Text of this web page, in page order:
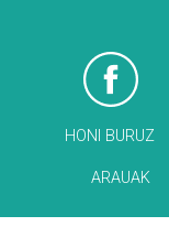
HONI BURUZ
ARAUAK